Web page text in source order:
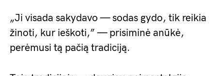
„Ji visada sakydavo — sodas gydo, tik reikia
žinoti, kur ieškoti,” — prisiminė anūkė,
perėmusi tą pačią tradiciją.